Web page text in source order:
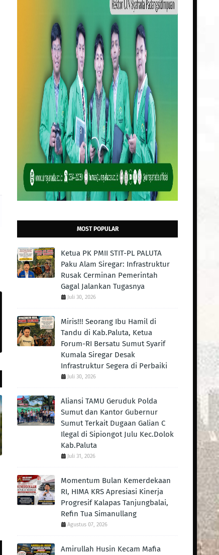
MOST POPULAR
Ketua PK PMII STIT-PL PALUTA
Paku Alam Siregar: Infrastruktur
Rusak Cerminan Pemerintah
Gagal Jalankan Tugasnya
Juli 30, 2026
Miris!!! Seorang Ibu Hamil di
Tandu di Kab.Paluta, Ketua
Forum-RI Bersatu Sumut Syarif
Kumala Siregar Desak
Infrastruktur Segera di Perbaiki
Juli 30, 2026
Aliansi TAMU Geruduk Polda
Sumut dan Kantor Gubernur
Sumut Terkait Dugaan Galian C
Ilegal di Sipiongot Julu Kec.Dolok
Kab.Paluta
Juli 31, 2026
Momentum Bulan Kemerdekaan
RI, HIMA KRS Apresiasi Kinerja
Progresif Kalapas Tanjungbalai,
Refin Tua Simanullang
Agustus 07, 2026
Amirullah Husin Kecam Mafia